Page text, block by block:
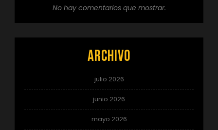
No hay comentarios que mostrar.
Archivo
julio 2026
junio 2026
mayo 2026